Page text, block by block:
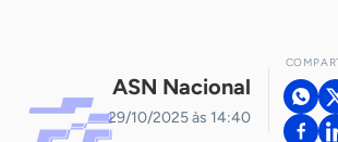
ASN Nacional
29/10/2025 às 14:40